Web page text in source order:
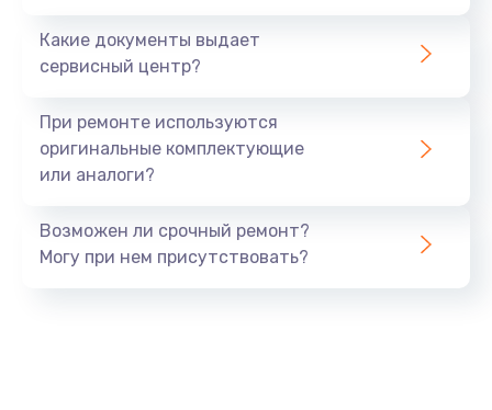
Какие документы выдает
сервисный центр?
При ремонте используются
оригинальные комплектующие
или аналоги?
Возможен ли срочный ремонт?
Могу при нем присутствовать?